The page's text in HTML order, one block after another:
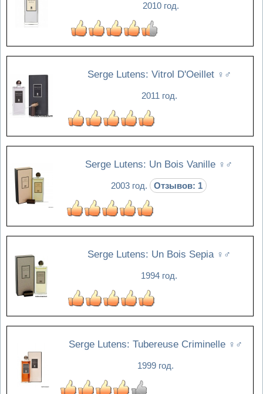
2010 год.
Serge Lutens: Vitrol D'Oeillet ♀♂
2011 год.
Serge Lutens: Un Bois Vanille ♀♂
2003 год. Отзывов: 1
Serge Lutens: Un Bois Sepia ♀♂
1994 год.
Serge Lutens: Tubereuse Criminelle ♀♂
1999 год.